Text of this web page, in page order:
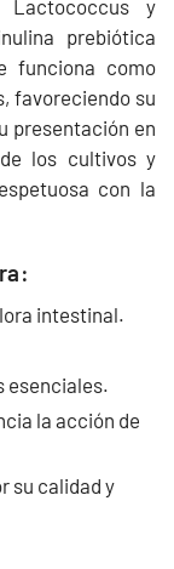
Lactococcus y
prebiótica
funciona como
favoreciendo su
presentación en
los cultivos y
con la
intestinal.
esenciales.
la acción de
su calidad y